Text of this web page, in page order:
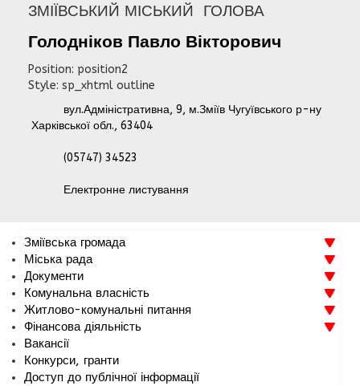
ЗМІЇВСЬКИЙ МІСЬКИЙ ГОЛОВА
Голодніков Павло Вікторович
Position: position2
Style: sp_xhtml outline
вул.Адміністративна, 9, м.Зміїв Чугуївського р-ну
Харківської обл., 63404
(05747) 34523
Електронне листування
Зміївська громада
Міська рада
Документи
Комунальна власність
Житлово-комунальні питання
Фінансова діяльність
Вакансії
Конкурси, гранти
Доступ до публічної інформації